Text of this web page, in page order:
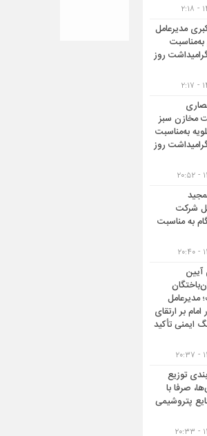
مدیرعامل
روز
مخازن سبز
به‌مناسبت
روز
شرکت
به مناسبت
مدیرعامل
بر ارتقای
ایمنی تأکید
توزیع
صرفا با
پتروشیمی